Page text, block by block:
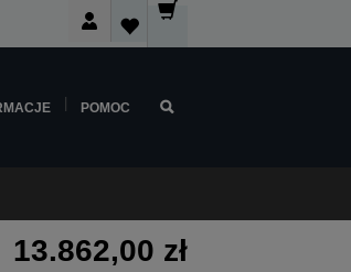
POMOC
13.862,00 zł